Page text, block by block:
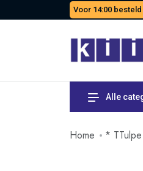
Voor 14:00
Alle
Home *